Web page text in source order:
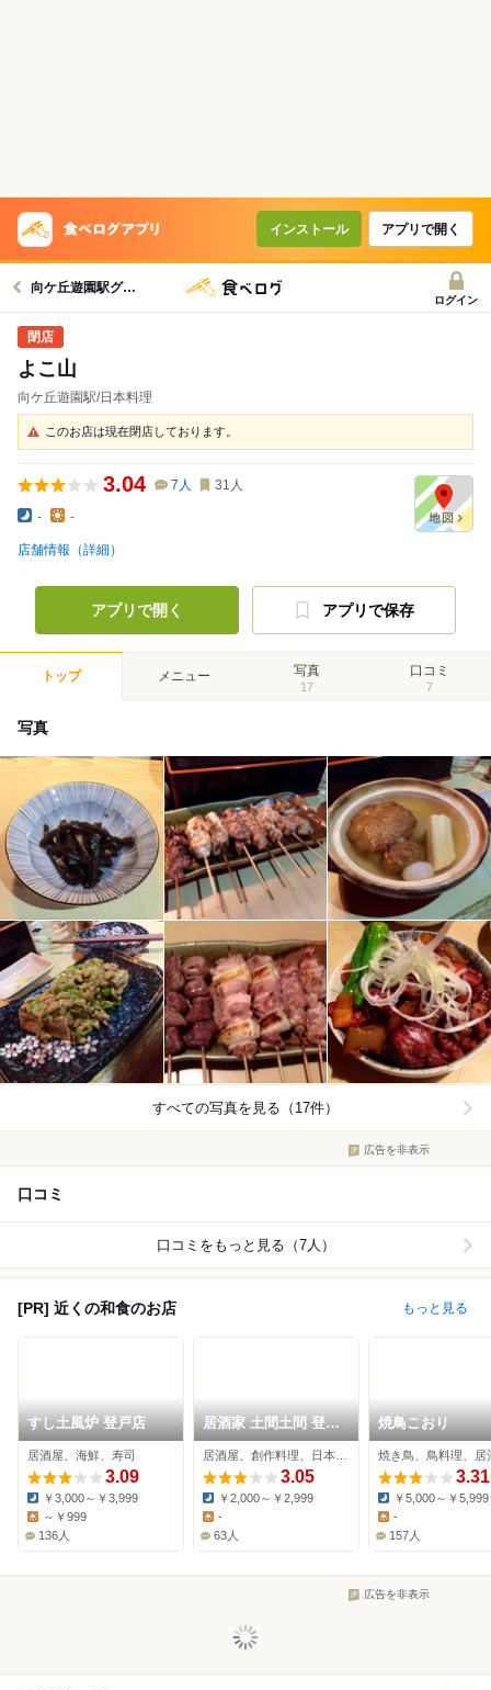
インストール アプリで開く
向ケ丘遊園駅グルメへ
ログイン
よこ山
向ケ丘遊園駅/日本料理
このお店は現在閉店しております。
3.04 7 人 31 人
- -
店舗情報（詳細）
アプリで開く アプリで保存
トップ メニュー 写真
17
口コミ
7
写真
すべての写真を見る（17件）
広告を非表示
口コミ
口コミをもっと見る（7人）
[PR] 近くの和食のお店 もっと見る
すし土風炉 登戸店
居酒屋、海鮮、寿司
3.09
Dinner:
￥3,000～￥3,999
～￥999
136人
居酒家 土間土間 登戸
店
3.05
Dinner:
￥2,000～￥2,999
Lunch:
-
63人
焼鳥こおり
焼き鳥、鳥料理、居
3.31
Dinner:
￥5,000～￥5,999
-
157人
広告を非表示